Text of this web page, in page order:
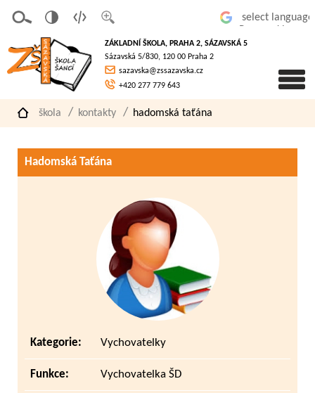
písmo
á
verze
pro
slaboz
raké
ZÁKLADNÍ ŠKOLA, PRAHA 2, SÁZAVSKÁ 5
Sázavská 5/830, 120 00 Praha 2
sazavska@zssazavska.cz
+420 277 779 643
škola kontakty hadomská taťána
Hadomská Taťána
Kategorie: Vychovatelky
Funkce: Vychovatelka ŠD